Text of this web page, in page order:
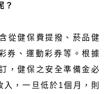
？
從健保費提撥、菸品健
券、運動彩券等。根據
，健保之安全準備金必
，一旦低於1個月，則